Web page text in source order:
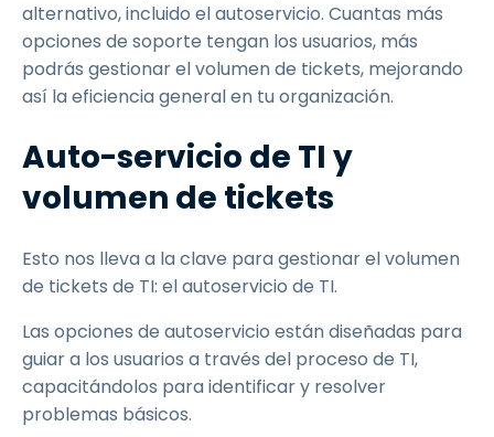
alternativo, incluido el autoservicio. Cuantas más
opciones de soporte tengan los usuarios, más
podrás gestionar el volumen de tickets, mejorando
así la eficiencia general en tu organización.
Auto-servicio de TI y
volumen de tickets
Esto nos lleva a la clave para gestionar el volumen
de tickets de TI: el autoservicio de TI.
Las opciones de autoservicio están diseñadas para
guiar a los usuarios a través del proceso de TI,
capacitándolos para identificar y resolver
problemas básicos.